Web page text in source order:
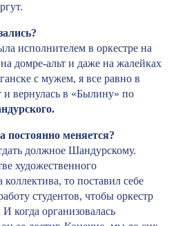
исполнителем в оркестре на
домре-альт и даже на жалейках
с мужем, я все равно в
и вернулась в «Былину» по
постоянно меняется?
должное Шандурскому.
художественного
то поставил себе
студентов, чтобы оркестр
когда организовалась